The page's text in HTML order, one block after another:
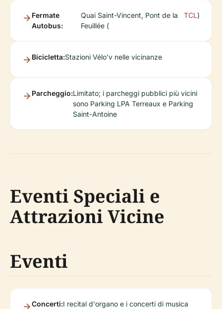
Fermate
Autobus:
Quai Saint-Vincent, Pont de la
Feuillée (
TCL)
Bicicletta:Stazioni Vélo’v nelle vicinanze
Parcheggio:Limitato; i parcheggi pubblici più vicini
sono Parking LPA Terreaux e Parking
Saint-Antoine
Eventi Speciali e
Attrazioni Vicine
Eventi
Concerti:I recital d'organo e i concerti di musica